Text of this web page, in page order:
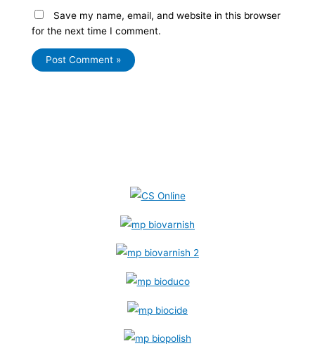
Save my name, email, and website in this browser
for the next time I comment.